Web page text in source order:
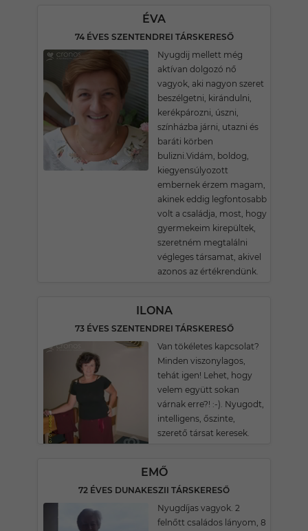
ÉVA
74 ÉVES SZENTENDREI TÁRSKERESŐ
Nyugdij mellett még
aktívan dolgozó nő
vagyok, aki nagyon szeret
beszélgetni, kirándulni,
kerékpározni, úszni,
színházba járni, utazni és
baráti körben
bulizni.Vidám, boldog,
kiegyensúlyozott
embernek érzem magam,
akinek eddig legfontosabb
volt a családja, most, hogy
gyermekeim kirepültek,
szeretném megtalálni
végleges társamat, akivel
azonos az értékrendünk.
ILONA
73 ÉVES SZENTENDREI TÁRSKERESŐ
Van tökéletes kapcsolat?
Minden viszonylagos,
tehát igen! Lehet, hogy
velem együtt sokan
várnak erre?! :-). Nyugodt,
intelligens, őszinte,
szerető társat keresek.
EMŐ
72 ÉVES DUNAKESZII TÁRSKERESŐ
Nyugdíjas vagyok. 2
felnőtt családos lányom, 8